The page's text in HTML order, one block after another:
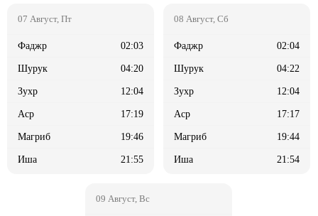
02:03
04:20
12:04
17:19
19:46
21:55
02:04
04:22
12:04
17:17
19:44
21:54